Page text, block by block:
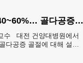
골절 후 1년 내 재골절 40~60%… 골다공증 골절 “치료 골든타임은 3개월”
수 대전 건양대병원에서
다공증 골절에 대해 설명